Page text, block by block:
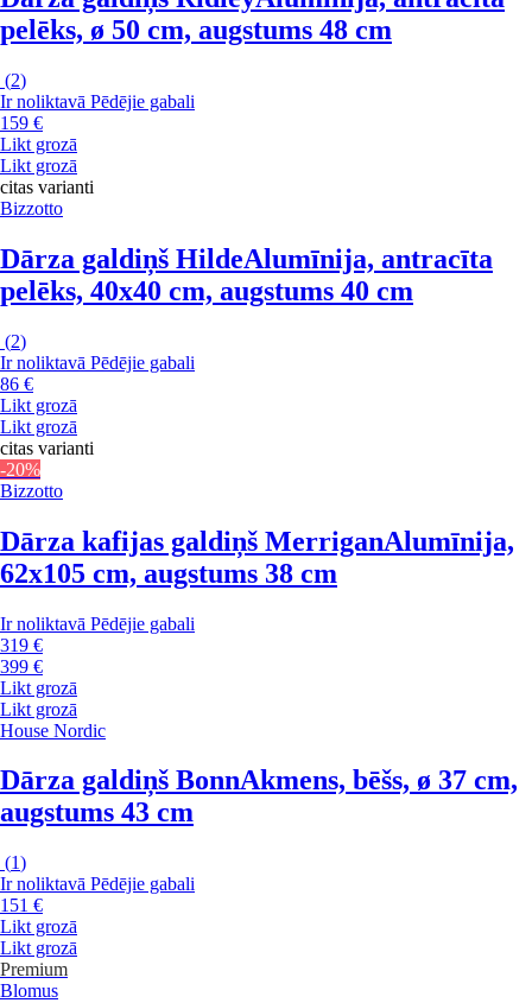
pelēks, ø 50 cm, augstums 48 cm
(2)
Ir noliktavā Pēdējie gabali
159 €
Likt grozā
Likt grozā
citas varianti
Bizzotto
Dārza galdiņš HildeAlumīnija, antracīta
pelēks, 40x40 cm, augstums 40 cm
(2)
Ir noliktavā Pēdējie gabali
86 €
Likt grozā
Likt grozā
citas varianti
-20%
Bizzotto
Dārza kafijas galdiņš MerriganAlumīnija,
62x105 cm, augstums 38 cm
Ir noliktavā Pēdējie gabali
319 €
399 €
Likt grozā
Likt grozā
House Nordic
Dārza galdiņš BonnAkmens, bēšs, ø 37 cm,
augstums 43 cm
(1)
Ir noliktavā Pēdējie gabali
151 €
Likt grozā
Likt grozā
Premium
Blomus